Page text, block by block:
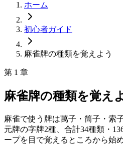
ホーム
初心者ガイド
麻雀牌の種類を覚えよう
第 1 章
麻雀牌の種類を覚え
麻雀で使う牌は萬子・筒子・索
元牌の字牌2種、合計34種類・
ープを目で覚えるところから始